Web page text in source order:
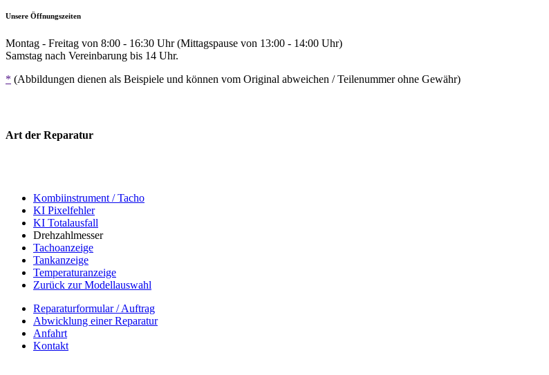
Unsere Öffnungszeiten
Montag - Freitag von 8:00 - 16:30 Uhr (Mittagspause von 13:00 - 14:00 Uhr)
Samstag nach Vereinbarung bis 14 Uhr.
* (Abbildungen dienen als Beispiele und können vom Original abweichen / Teilenummer ohne Gewähr)
Art der Reparatur
Kombiinstrument / Tacho
KI Pixelfehler
KI Totalausfall
Drehzahlmesser
Tachoanzeige
Tankanzeige
Temperaturanzeige
Zurück zur Modellauswahl
Reparaturformular / Auftrag
Abwicklung einer Reparatur
Anfahrt
Kontakt